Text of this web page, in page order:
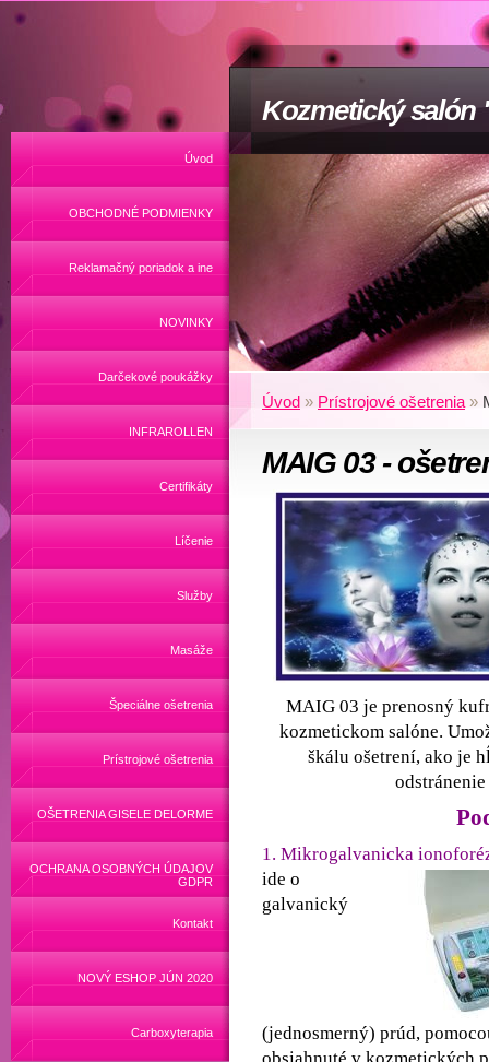
Kozmetický salón
Úvod
OBCHODNÉ PODMIENKY
Reklamačný poriadok a ine
NOVINKY
Darčekové poukážky
INFRAROLLEN
Certifikáty
Líčenie
Služby
Masáže
Špeciálne ošetrenia
Prístrojové ošetrenia
OŠETRENIA GISELE DELORME
OCHRANA OSOBNÝCH ÚDAJOV
GDPR
Kontakt
NOVÝ ESHOP JÚN 2020
Carboxyterapia
Úvod » Prístrojové ošetrenia »
MAIG 03 -
MAIG 03 je prenosný
kozmetickom salóne.
škálu ošetrení, ako je
1. Mikrogalvanicka
ide o
galvanický
(jednosmerný) prúd,